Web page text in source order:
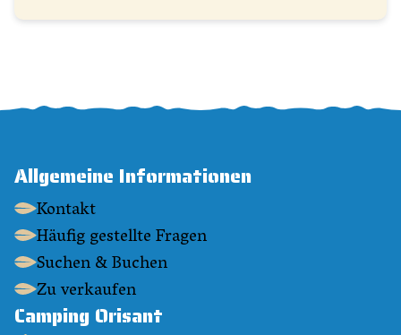
Camping Orisant
Allgemeine Informationen
Kontakt
Häufig gestellte Fragen
Suchen & Buchen
Zu verkaufen